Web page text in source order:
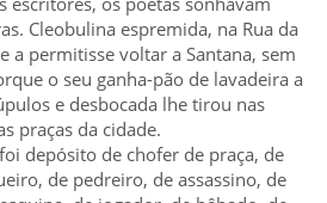
Cleobulina espremida, na Rua da
a permitisse voltar a Santana, sem
o seu ganha-pão de lavadeira a
e desbocada lhe tirou nas
praças da cidade.
depósito de chofer de praça, de
de pedreiro, de assassino, de